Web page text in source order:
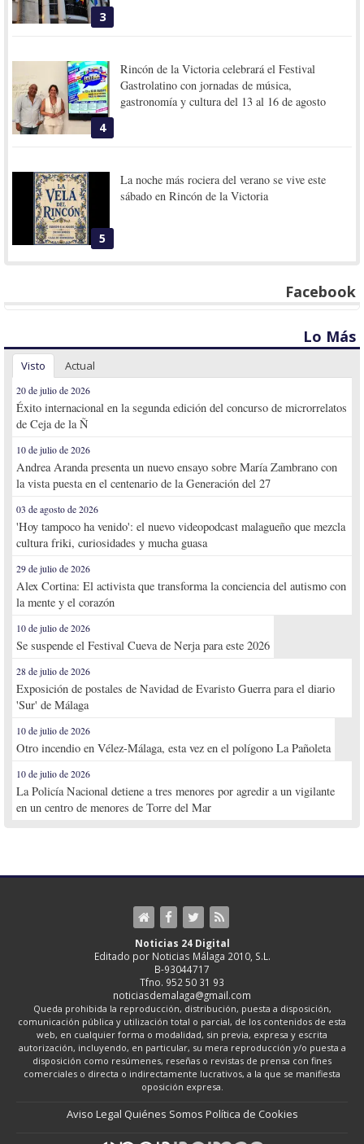
3
4
Rincón de la Victoria celebrará el Festival
Gastrolatino con jornadas de música,
gastronomía y cultura del 13 al 16 de agosto
5
La noche más rociera del verano se vive este
sábado en Rincón de la Victoria
Facebook
Lo Más
Visto Actual
20 de julio de 2026
Éxito internacional en la segunda edición del concurso de microrrelatos
de Ceja de la Ñ
10 de julio de 2026
Andrea Aranda presenta un nuevo ensayo sobre María Zambrano con
la vista puesta en el centenario de la Generación del 27
03 de agosto de 2026
'Hoy tampoco ha venido': el nuevo videopodcast malagueño que mezcla
cultura friki, curiosidades y mucha guasa
29 de julio de 2026
Alex Cortina: El activista que transforma la conciencia del autismo con
la mente y el corazón
10 de julio de 2026
Se suspende el Festival Cueva de Nerja para este 2026
28 de julio de 2026
Exposición de postales de Navidad de Evaristo Guerra para el diario
'Sur' de Málaga
10 de julio de 2026
Otro incendio en Vélez-Málaga, esta vez en el polígono La Pañoleta
10 de julio de 2026
La Policía Nacional detiene a tres menores por agredir a un vigilante
en un centro de menores de Torre del Mar
Noticias 24 Digital
Editado por Noticias Málaga 2010, S.L.
B-93044717
Tfno. 952 50 31 93
noticiasdemalaga@gmail.com
Queda prohibida la reproducción, distribución, puesta a disposición,
comunicación pública y utilización total o parcial, de los contenidos de esta
web, en cualquier forma o modalidad, sin previa, expresa y escrita
autorización, incluyendo, en particular, su mera reproducción y/o puesta a
disposición como resúmenes, reseñas o revistas de prensa con fines
comerciales o directa o indirectamente lucrativos, a la que se manifiesta
oposición expresa.
Aviso Legal Quiénes Somos Política de Cookies